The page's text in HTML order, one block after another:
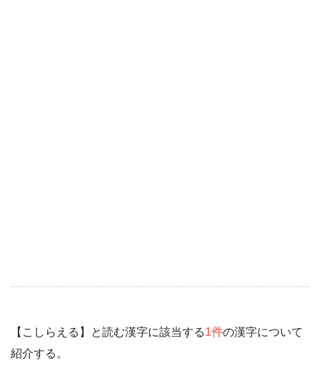
【こしらえる】と読む漢字に該当する1件の漢字について
紹介する。